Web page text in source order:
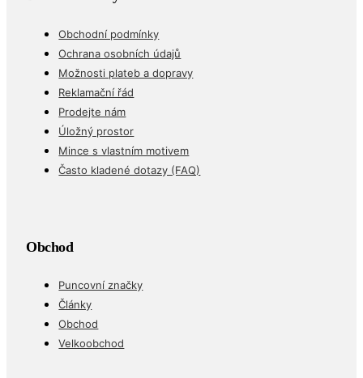
Obchodní podmínky
Ochrana osobních údajů
Možnosti plateb a dopravy
Reklamační řád
Prodejte nám
Úložný prostor
Mince s vlastním motivem
Často kladené dotazy (FAQ)
Obchod
Puncovní značky
Články
Obchod
Velkoobchod